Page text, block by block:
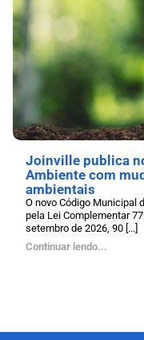
Joinville publica
Ambiente com
ambientais
O novo Código Municipal
pela Lei Complementar
setembro de 2026, 90 [...]
Continuar lendo...